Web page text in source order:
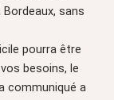
sans
pourra être
besoins, le
communiqué a